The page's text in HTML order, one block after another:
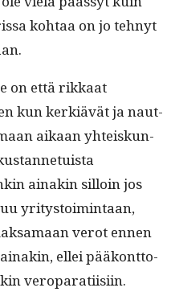
kohtaa on jo tehnyt
on että rikkaat
kun kerk­iävät ja naut­
aikaan yhteiskun­
ainakin sil­loin jos
yri­tys­toim­intaan,
verot ennen
ellei pääkont­to­
veroparatiisiin.